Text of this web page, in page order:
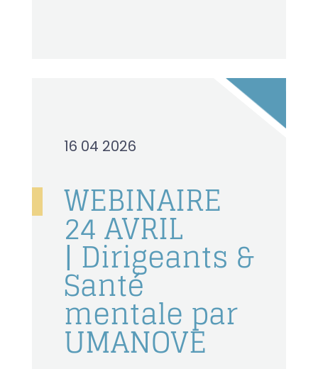
16 04 2026
WEBINAIRE
24 AVRIL
| Dirigeants &
Santé
mentale par
UMANOVE